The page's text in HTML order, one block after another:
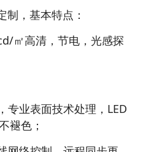
制，基本特点：
㎡ 高清，节电，光感探
专业表面技术处理， LED
褪色；